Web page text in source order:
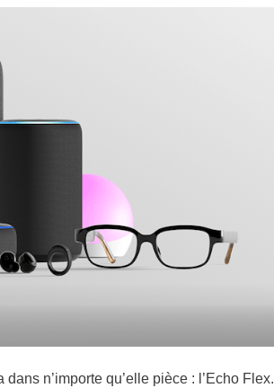
n’importe qu’elle pièce : l’Echo Flex.